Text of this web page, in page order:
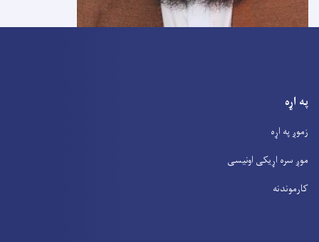
په اړه
زموږ په اړه
موږ سره اړیکی اونیسی
کارموندنه